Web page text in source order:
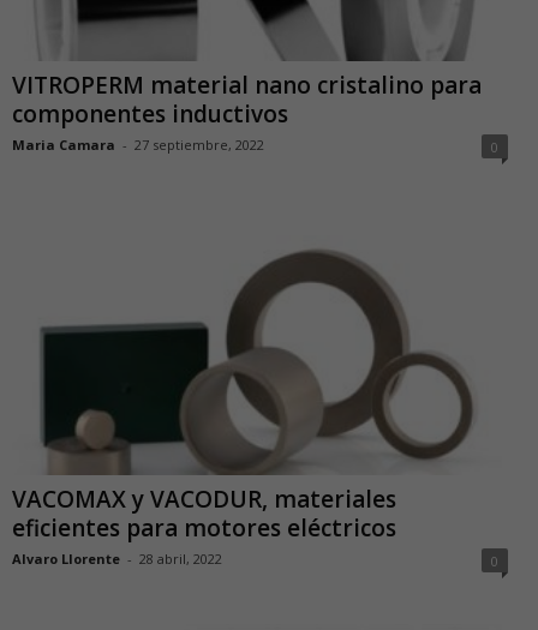
VITROPERM material nano cristalino para
componentes inductivos
Maria Camara - 27 septiembre, 2022 0
VACOMAX y VACODUR, materiales
eficientes para motores eléctricos
Alvaro Llorente - 28 abril, 2022 0